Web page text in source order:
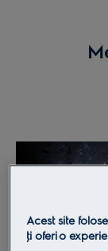
Acest site
ţi oferi o